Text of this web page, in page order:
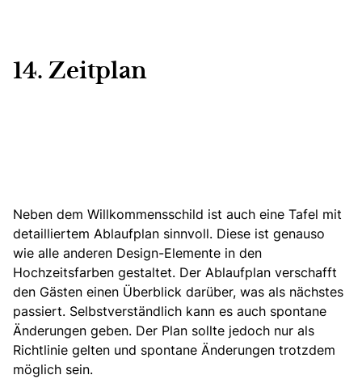
14. Zeitplan
Neben dem Willkommensschild ist auch eine Tafel mit
detailliertem Ablaufplan sinnvoll. Diese ist genauso
wie alle anderen Design-Elemente in den
Hochzeitsfarben gestaltet. Der Ablaufplan verschafft
den Gästen einen Überblick darüber, was als nächstes
passiert. Selbstverständlich kann es auch spontane
Änderungen geben. Der Plan sollte jedoch nur als
Richtlinie gelten und spontane Änderungen trotzdem
möglich sein.